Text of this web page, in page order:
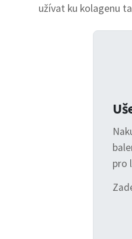
užívat ku kolagenu
pro